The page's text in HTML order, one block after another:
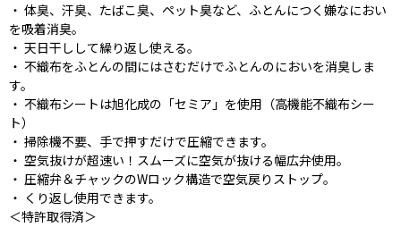
・ 体臭、汗臭、たばこ臭、ペット臭など、ふとんにつく嫌なにおい
を吸着消臭。
・ 天日干しして繰り返し使える。
・ 不織布をふとんの間にはさむだけでふとんのにおいを消臭しま
す。
・ 不織布シートは旭化成の「セミア」を使用（高機能不織布シー
ト）
・ 掃除機不要、手で押すだけで圧縮できます。
・ 空気抜けが超速い！スムーズに空気が抜ける幅広弁使用。
・ 圧縮弁＆チャックのWロック構造で空気戻りストップ。
・ くり返し使用できます。
＜特許取得済＞